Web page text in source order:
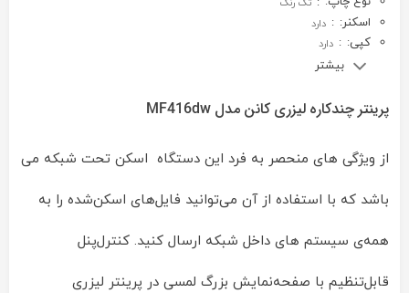
اسکنر: : دارد
کپی: : دارد
بیشتر
پرینتر چندکاره لیزری کانن مدل MF416dw
از ویژگی های منحصر به فرد این دستگاه اسکن تحت شبکه می
باشد که با استفاده از آن می‌توانید فایل‌های اسکن‌شده را به
همه‌ی سیستم های داخل شبکه ارسال کنید. کنترل‌پنل
قابل‌تنظیم با صفحه‌نمایش بزرگ لمسی در پرینتر لیزری